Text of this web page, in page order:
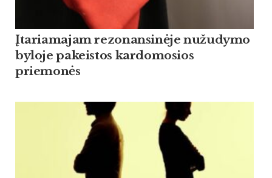
Įtariamajam rezonansinėje nužudymo
byloje pakeistos kardomosios
priemonės